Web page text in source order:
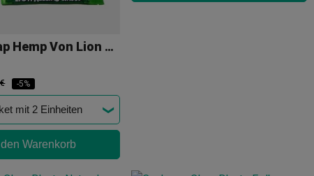
Blunt Wrap Hemp Von Lion Rolling Circus
-5%
den Warenkorb